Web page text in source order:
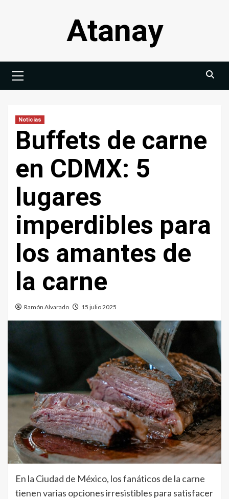
Atanay
principal
Noticias
Buffets de carne
en CDMX: 5
lugares
imperdibles para
los amantes de
la carne
Ramón Alvarado 15 julio 2025
En la Ciudad de México, los fanáticos de la carne
tienen varias opciones irresistibles para satisfacer